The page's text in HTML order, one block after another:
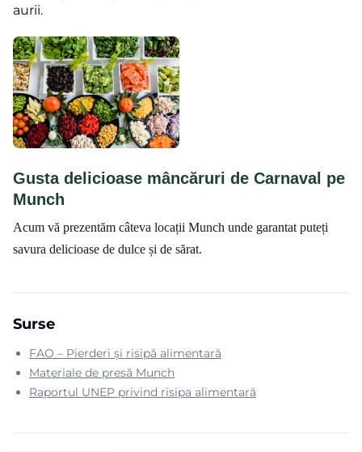
aurii.
Gusta delicioase mâncăruri de Carnaval pe
Munch
Acum vă prezentăm câteva locații Munch unde garantat puteți
savura delicioase de dulce și de sărat.
Surse
FAO – Pierderi și risipă alimentară
Materiale de presă Munch
Raportul UNEP privind risipa alimentară